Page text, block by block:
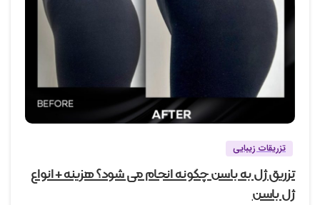
تزریقات زیبایی
تزریق ژل به باسن چگونه انجام می شود؟ هزینه + انواع
ژل باسن